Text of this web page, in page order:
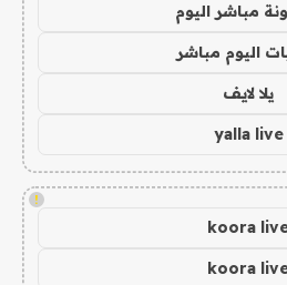
مباشر اليوم
اليوم مباشر
يلا لايف
yalla live
!
koora
koora